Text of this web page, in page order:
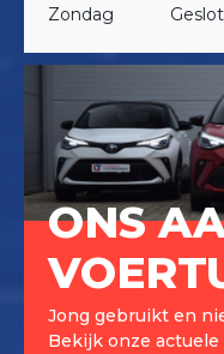
Zondag
ONS
Jong gebruikt en
Bekijk onze actuele